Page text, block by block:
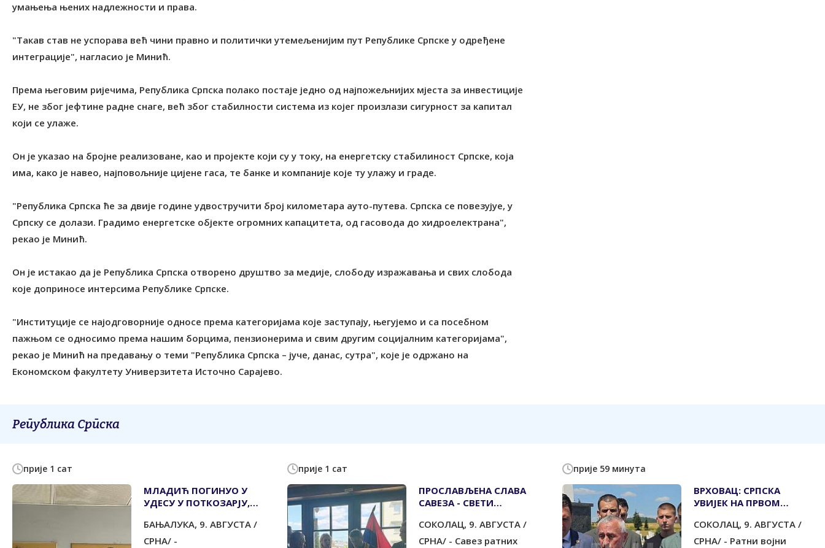
умањења њених надлежности и права.
"Такав став не успорава већ чини правно и политички утемељенијим пут Републике Српске у одређене
интеграције", нагласио је Минић.
Према његовим ријечима, Република Српска полако постаје једно од најпожељнијих мјеста за инвестиције
ЕУ, не због јефтине радне снаге, већ због стабилности система из којег произлази сигурност за капитал
који се улаже.
Он је указао на бројне реализоване, као и пројекте који су у току, на енергетску стабилиност Српске, која
има, како је навео, најповољније цијене гаса, те банке и компаније које ту улажу и граде.
"Република Српска ће за двије године удвостручити број километара ауто-путева. Српска се повезујуе, у
Српску се долази. Градимо енергетске објекте огромних капацитета, од гасовода до хидроелектрана",
рекао је Минић.
Он је истакао да је Република Српска отворено друштво за медије, слободу изражавања и свих слобода
које доприносе интерсима Републике Српске.
"Институције се најодговорније односе према категоријама које заступају, његујемо и са посебном
пажњом се односимо према нашим борцима, пензионерима и свим другим социјалним категоријама",
рекао је Минић на предавању о теми "Република Српска – јуче, данас, сутра", које је одржано на
Економском факултету Универзитета Источно Сарајево.
Република Српска
прије 1 сат
МЛАДИЋ ПОГИНУО У
УДЕСУ У ПОТКОЗАРЈУ,
БАЊАЛУКА, 9. АВГУСТА /
СРНА/ -
прије 1 сат
ПРОСЛАВЉЕНА СЛАВА
САВЕЗА - СВЕТИ
ПАНТЕЛЕЈМОН
СОКОЛАЦ, 9. АВГУСТА /
СРНА/ - Савез ратних
прије 59 минута
ВРХОВАЦ: СРПСКА
УВИЈЕК НА ПРВОМ
СОКОЛАЦ, 9. АВГУСТА /
СРНА/ - Ратни војни